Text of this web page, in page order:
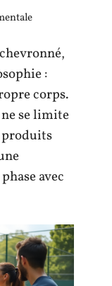
:
corps.
se limite
produits
avec